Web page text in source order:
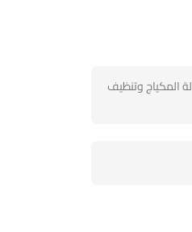
المكياج وتنظيف